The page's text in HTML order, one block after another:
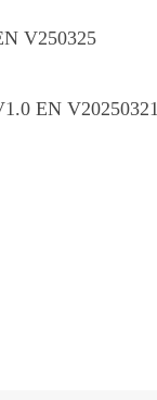
V250325
EN V20250321